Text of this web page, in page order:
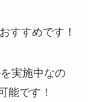
すすめです！
実施中なの
能です！